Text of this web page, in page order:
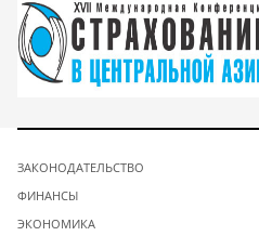
ЗАКОНОДАТЕЛЬСТВО
ФИНАНСЫ
ЭКОНОМИКА